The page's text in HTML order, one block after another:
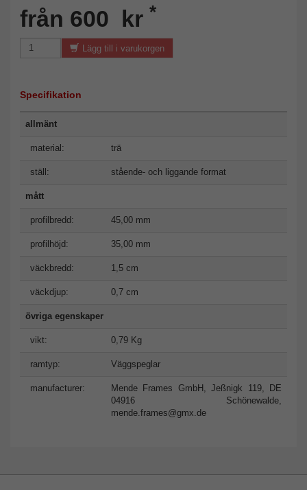
från 600 kr *
Lägg till i varukorgen
Specifikation
allmänt
material: trä
ställ: stående- och liggande format
mått
profilbredd: 45,00 mm
profilhöjd: 35,00 mm
väckbredd: 1,5 cm
väckdjup: 0,7 cm
övriga egenskaper
vikt: 0,79 Kg
ramtyp: Väggspeglar
manufacturer:
Mende Frames GmbH, Jeßnigk 119, DE
04916 Schönewalde,
mende.frames@gmx.de